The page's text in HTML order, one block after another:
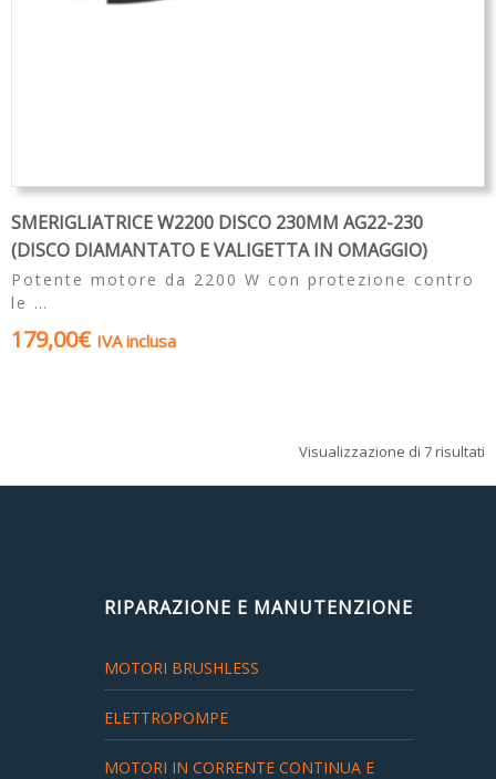
SMERIGLIATRICE W2200 DISCO 230MM AG22-230
(DISCO DIAMANTATO E VALIGETTA IN OMAGGIO)
Potente motore da 2200 W con protezione contro
le …
179,00€ IVA inclusa
Visualizzazione di 7 risultati
RIPARAZIONE E MANUTENZIONE
MOTORI BRUSHLESS
ELETTROPOMPE
MOTORI IN CORRENTE CONTINUA E